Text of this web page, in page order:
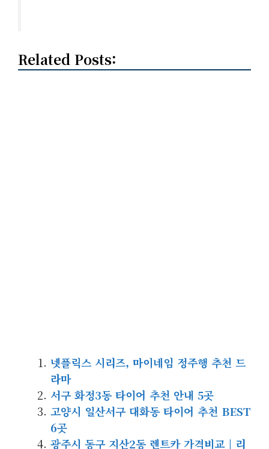
Related Posts:
넷플릭스 시리즈, 마이네임 정주행 추천 드
라마
서구 화정3동 타이어 추천 안내 5곳
고양시 일산서구 대화동 타이어 추천 BEST
6곳
광주시 동구 지산2동 렌트카 가격비교 | 리